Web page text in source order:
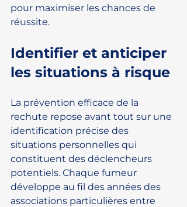
pour maximiser les chances de
réussite.
Identifier et anticiper
les situations à risque
La prévention efficace de la
rechute repose avant tout sur une
identification précise des
situations personnelles qui
constituent des déclencheurs
potentiels. Chaque fumeur
développe au fil des années des
associations particulières entre